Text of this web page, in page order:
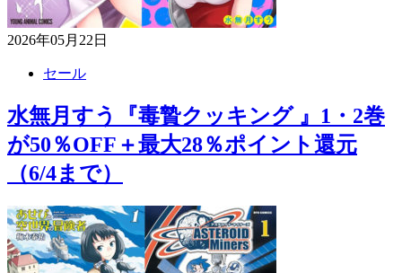
2026年05月22日
セール
水無月すう『毒贄クッキング 』1・2巻
が50％OFF＋最大28％ポイント還元
（6/4まで）